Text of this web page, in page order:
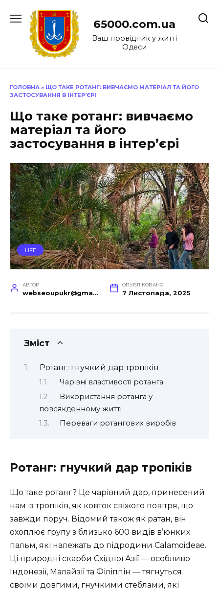
до
65000.com.ua
Ваш провідник у житті
Одеси
ГОЛОВНА » ЩО ТАКЕ РОТАНГ: ВИВЧАЄМО МАТЕРІАЛ ТА ЙОГО
ЗАСТОСУВАННЯ В ІНТЕР’ЄРІ
Що таке ротанг: вивчаємо
матеріал та його
застосування в інтер’єрі
LIFE
АВТОР
webseoupukr@gmail.com
ОПУБЛІКОВАНО
7 Листопада, 2025
Зміст
Ротанг: гнучкий дар тропіків
Чарівні властивості ротанга
Використання ротанга у
повсякденному житті
Переваги ротангових виробів
Ротанг: гнучкий дар тропіків
Що таке ротанг? Це чарівний дар, принесений
нам із тропіків, як ковток свіжого повітря, що
завжди поруч. Відомий також як ратан, він
охоплює групу з близько 600 видів в’юнких
пальм, які належать до підродини Calamoideae.
Ці природні скарби Східної Азії — особливо
Індонезії, Малайзії та Філіппін — тягнуться
своїми довгими, гнучкими стеблами, які